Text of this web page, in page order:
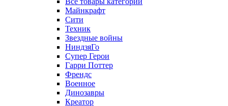
Майнкрафт
Сити
Техник
Звездные войны
НиндзяГо
Супер Герои
Гарри Поттер
Френдс
Военное
Динозавры
Креатор